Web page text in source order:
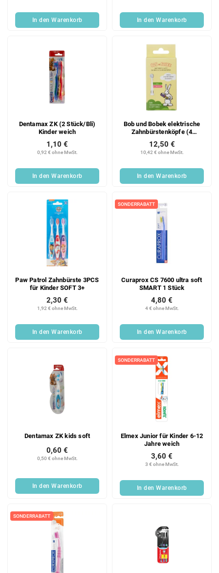
In den Warenkorb In den Warenkorb
Dentamax ZK (2 Stück/Bli)
Kinder weich
0,92 € ohne MwSt.
1,10 €
In den Warenkorb
Bob und Bobek elektrische
Zahnbürstenköpfe (4
Stück/Box) bis zu 18 m
10,42 € ohne MwSt.
12,50 €
In den Warenkorb
Paw Patrol Zahnbürste 3PCS
für Kinder SOFT 3+
1,92 € ohne MwSt.
2,30 €
In den Warenkorb
SONDERRABATT
Curaprox CS 7600 ultra soft
SMART 1 Stück
4 € ohne MwSt.
4,80 €
In den Warenkorb
Dentamax ZK kids soft
0,50 € ohne MwSt.
0,60 €
In den Warenkorb
SONDERRABATT
Elmex Junior für Kinder 6-12
Jahre weich
3 € ohne MwSt.
3,60 €
In den Warenkorb
SONDERRABATT